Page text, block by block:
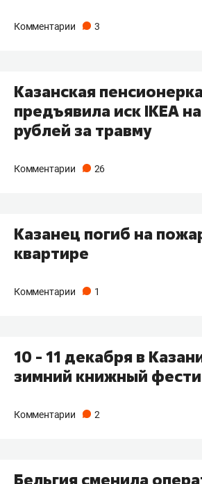
Комментарии 3
Казанская
предъявила иск IKEA
рублей за травму
Комментарии 26
Казанец погиб на
квартире
Комментарии 1
10 - 11 декабря в
зимний книжный
Комментарии 2
Бельгия сменила